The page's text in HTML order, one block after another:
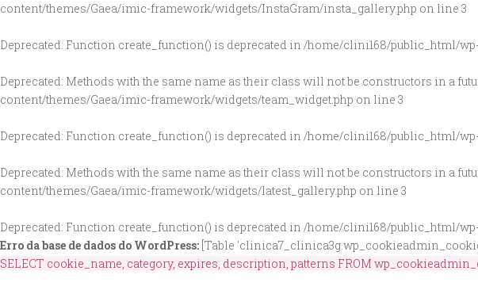
content/themes/Gaea/imic-framework/widgets/InstaGram/insta_gallery.php on line 3
Deprecated: Function create_function() is deprecated in /home/clini168/public_html/
Deprecated: Methods with the same name as their class will not be constructors in a
content/themes/Gaea/imic-framework/widgets/team_widget.php on line 3
Deprecated: Function create_function() is deprecated in /home/clini168/public_html/
Deprecated: Methods with the same name as their class will not be constructors in a
content/themes/Gaea/imic-framework/widgets/latest_gallery.php on line 3
Deprecated: Function create_function() is deprecated in /home/clini168/public_html/
Erro da base de dados do WordPress: [Table
SELECT cookie_name, category, expires, description, patterns FROM